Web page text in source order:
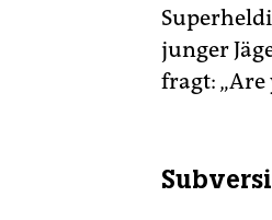
junger
fragt: „Are